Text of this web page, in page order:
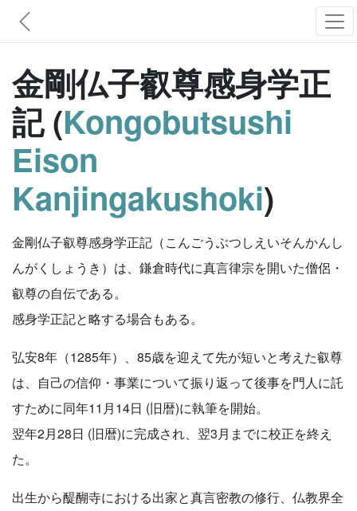
金剛仏子叡尊感身学正
記 (Kongobutsushi
Eison
Kanjingakushoki)
金剛仏子叡尊感身学正記（こんごうぶつしえいそんかんし
んがくしょうき）は、鎌倉時代に真言律宗を開いた僧侶・
叡尊の自伝である。
感身学正記と略する場合もある。
弘安8年（1285年）、85歳を迎えて先が短いと考えた叡尊
は、自己の信仰・事業について振り返って後事を門人に託
すために同年11月14日 (旧暦)に執筆を開始。
翌年2月28日 (旧暦)に完成され、翌3月までに校正を終え
た。
出生から醍醐寺における出家と真言密教の修行、仏教界全